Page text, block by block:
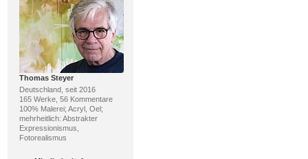
Thomas Steyer
Deutschland, seit 2016
165 Werke, 56 Kommentare
100% Malerei; Acryl, Oel;
mehrheitlich: Abstrakter
Expressionismus,
Fotorealismus